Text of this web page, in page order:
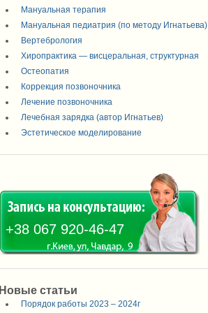
Мануальная терапия
Мануальная педиатрия (по методу Игнатьева)
Вертебрология
Хиропрактика — висцеральная, структурная
Остеопатия
Коррекция позвоночника
Лечение позвоночника
Лечебная зарядка (автор Игнатьев)
Эстетическое моделирование
+38 067 920-46-47
Новые статьи
Порядок работы 2023 – 2024г